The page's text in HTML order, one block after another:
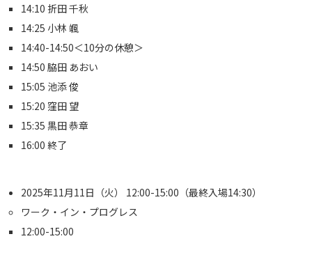
14:10 折田 千秋
14:25 小林 颯
14:40-14:50＜10分の休憩＞
14:50 脇田 あおい
15:05 池添 俊
15:20 窪田 望
15:35 黒田 恭章
16:00 終了
2025年11月11日（火） 12:00-15:00（最終入場14:30）
ワーク・イン・プログレス
12:00-15:00